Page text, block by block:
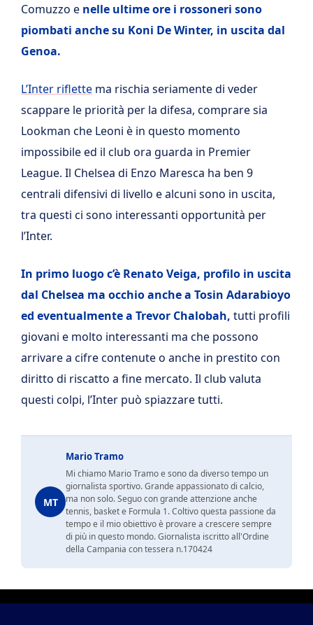
Comuzzo e nelle ultime ore i rossoneri sono
piombati anche su Koni De Winter, in uscita dal
Genoa.
L’Inter riflette ma rischia seriamente di veder
scappare le priorità per la difesa, comprare sia
Lookman che Leoni è in questo momento
impossibile ed il club ora guarda in Premier
League. Il Chelsea di Enzo Maresca ha ben 9
centrali difensivi di livello e alcuni sono in uscita,
tra questi ci sono interessanti opportunità per
l’Inter.
In primo luogo c’è Renato Veiga, profilo in uscita
dal Chelsea ma occhio anche a Tosin Adarabioyo
ed eventualmente a Trevor Chalobah, tutti profili
giovani e molto interessanti ma che possono
arrivare a cifre contenute o anche in prestito con
diritto di riscatto a fine mercato. Il club valuta
questi colpi, l’Inter può spiazzare tutti.
MT
Mario Tramo
Mi chiamo Mario Tramo e sono da diverso tempo un
giornalista sportivo. Grande appassionato di calcio,
ma non solo. Seguo con grande attenzione anche
tennis, basket e Formula 1. Coltivo questa passione da
tempo e il mio obiettivo è provare a crescere sempre
di più in questo mondo. Giornalista iscritto all'Ordine
della Campania con tessera n.170424